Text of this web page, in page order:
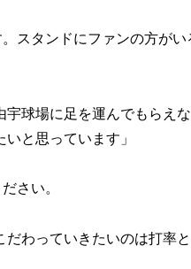
スタンドにファンの方が
球場に足を運んでもらえ
と思っています」
さい。
わっていきたいのは打率